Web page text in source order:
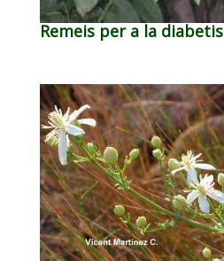
Remeis per a la diabetis